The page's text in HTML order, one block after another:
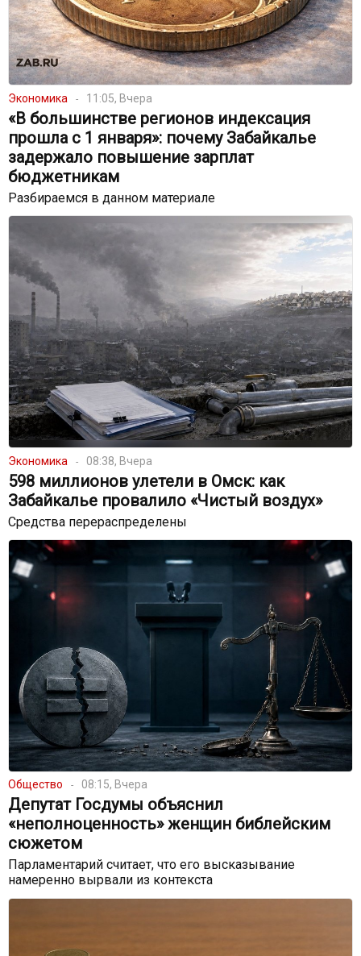
Экономика 11:05, Вчера
«В большинстве регионов индексация
прошла с 1 января»: почему Забайкалье
задержало повышение зарплат
бюджетникам
Разбираемся в данном материале
Экономика 08:38, Вчера
598 миллионов улетели в Омск: как
Забайкалье провалило «Чистый воздух»
Средства перераспределены
Общество 08:15, Вчера
Депутат Госдумы объяснил
«неполноценность» женщин библейским
сюжетом
Парламентарий считает, что его высказывание
намеренно вырвали из контекста